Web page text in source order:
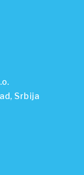
Srbija